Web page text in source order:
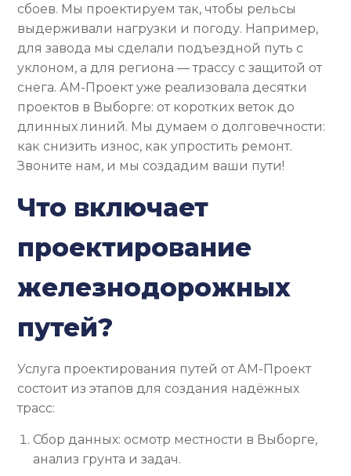
сбоев. Мы проектируем так, чтобы рельсы
выдерживали нагрузки и погоду. Например,
для завода мы сделали подъездной путь с
уклоном, а для региона — трассу с защитой от
снега. АМ-Проект уже реализовала десятки
проектов в Выборге: от коротких веток до
длинных линий. Мы думаем о долговечности:
как снизить износ, как упростить ремонт.
Звоните нам, и мы создадим ваши пути!
Что включает
проектирование
железнодорожных
путей?
Услуга проектирования путей от АМ-Проект
состоит из этапов для создания надёжных
трасс:
Сбор данных: осмотр местности в Выборге,
анализ грунта и задач.